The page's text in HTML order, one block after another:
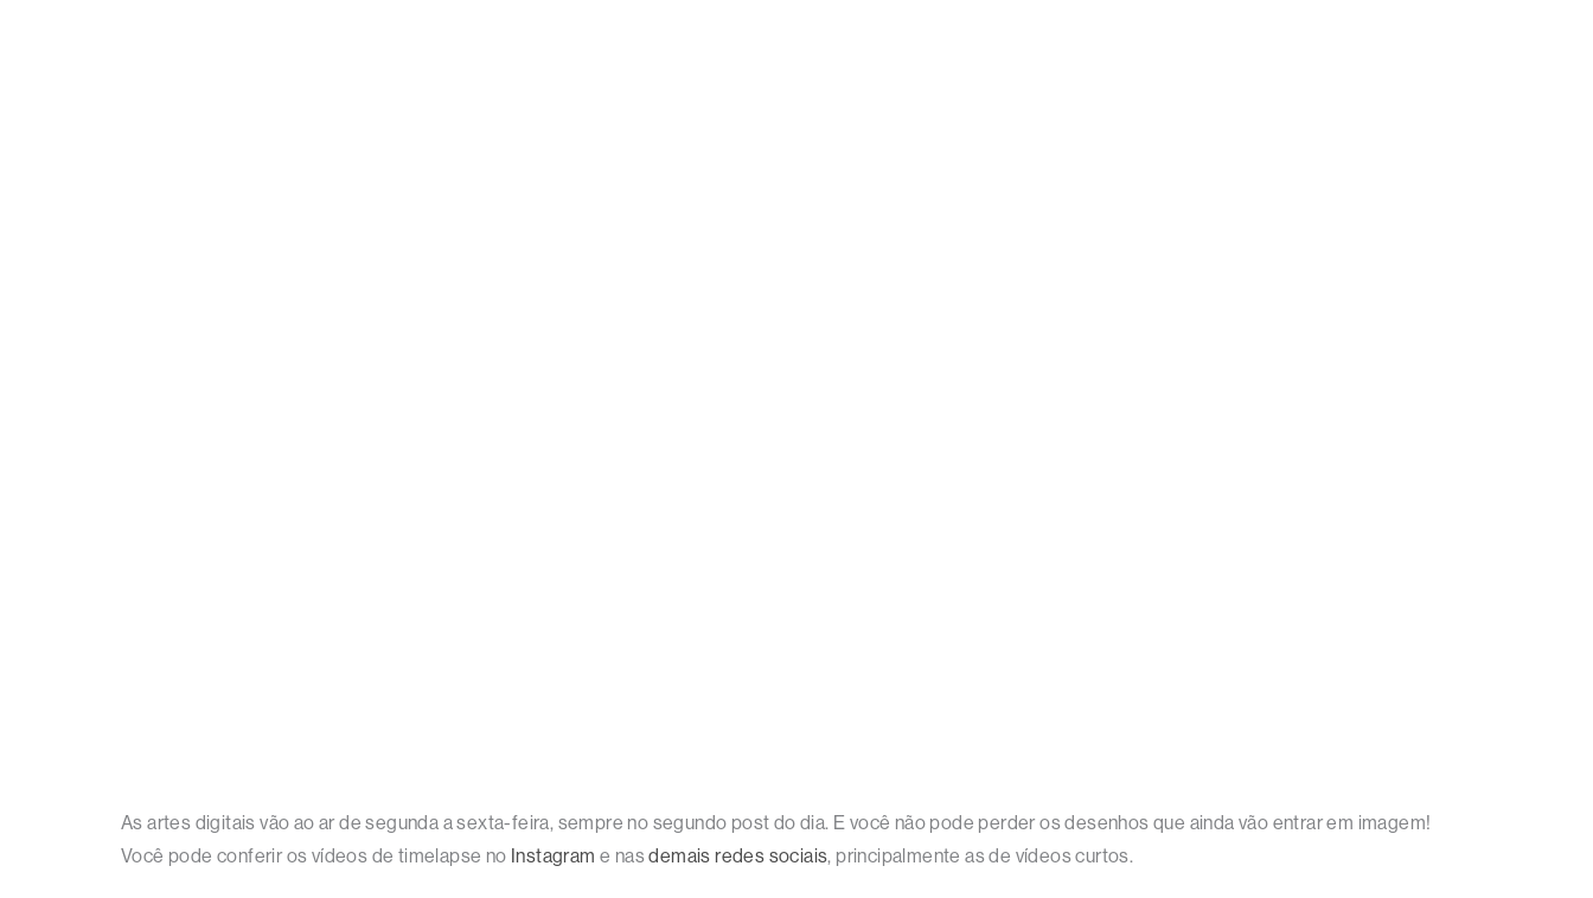
As artes digitais vão ao ar de segunda a sexta-feira, sempre no segundo post do dia. E você não pode perder os desenhos que ainda vão entrar em imagem!
Você pode conferir os vídeos de timelapse no Instagram e nasdemais redes sociais, principalmente as de vídeos curtos.